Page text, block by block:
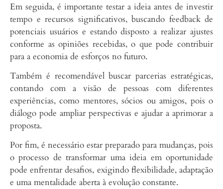
Em seguida, é importante testar a ideia antes de investir
tempo e recursos significativos, buscando feedback de
potenciais usuários e estando disposto a realizar ajustes
conforme as opiniões recebidas, o que pode contribuir
para a economia de esforços no futuro.
Também é recomendável buscar parcerias estratégicas,
contando com a visão de pessoas com diferentes
experiências, como mentores, sócios ou amigos, pois o
diálogo pode ampliar perspectivas e ajudar a aprimorar a
proposta.
Por fim, é necessário estar preparado para mudanças, pois
o processo de transformar uma ideia em oportunidade
pode enfrentar desafios, exigindo flexibilidade, adaptação
e uma mentalidade aberta à evolução constante.